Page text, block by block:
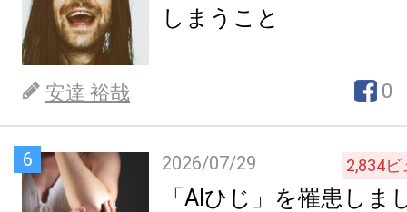
しまうこと
安達 裕哉 0
6 2026/07/29 2,834ビ
「AIひじ」を罹患しま